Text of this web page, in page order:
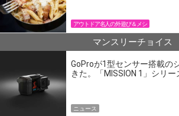
アウトドア名人の外遊び＆メシ
マンスリーチョイス
GoProが1型センサー搭載の
きた。「MISSION 1」シリ
ニュース